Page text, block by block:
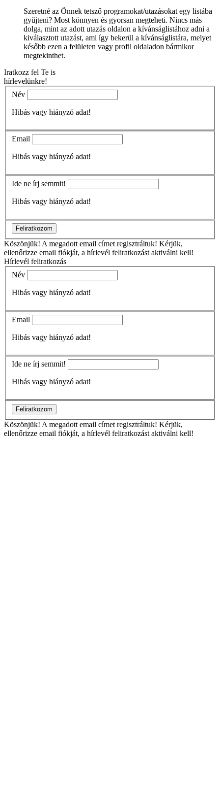
Szeretné az Önnek tetsző programokat/utazásokat egy listába
gyűjteni? Most könnyen és gyorsan megteheti. Nincs más
dolga, mint az adott utazás oldalon a kívánságlistához adni a
kiválasztott utazást, ami így bekerül a kívánságlistára, melyet
később ezen a felületen vagy profil oldaladon bármikor
megtekinthet.
Iratkozz fel Te is
hírlevelünkre!
Név
Hibás vagy hiányzó adat!
Email
Hibás vagy hiányzó adat!
Ide ne írj semmit!
Hibás vagy hiányzó adat!
Feliratkozom
Köszönjük! A megadott email címet regisztráltuk! Kérjük,
ellenőrizze email fiókját, a hírlevél feliratkozást aktiválni kell!
Hírlevél feliratkozás
Név
Hibás vagy hiányzó adat!
Email
Hibás vagy hiányzó adat!
Ide ne írj semmit!
Hibás vagy hiányzó adat!
Feliratkozom
Köszönjük! A megadott email címet regisztráltuk! Kérjük,
ellenőrizze email fiókját, a hírlevél feliratkozást aktiválni kell!